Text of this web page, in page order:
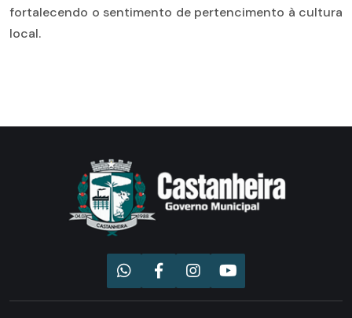
fortalecendo o sentimento de pertencimento à cultura
local.